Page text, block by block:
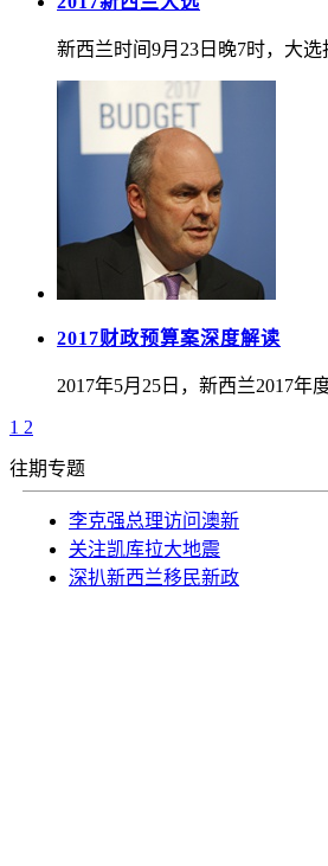
新西兰时间9月23日晚7时，大
2017财政预算案深度解读
2017年5月25日，新西兰2017
1 2
往期专题
李克强总理访问澳新
关注凯库拉大地震
深扒新西兰移民新政